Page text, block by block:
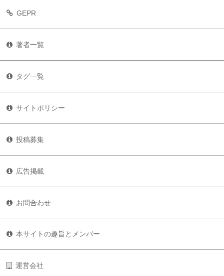
GEPR
著者一覧
タグ一覧
サイトポリシー
投稿募集
広告掲載
お問合わせ
本サイトの趣旨とメンバー
運営会社